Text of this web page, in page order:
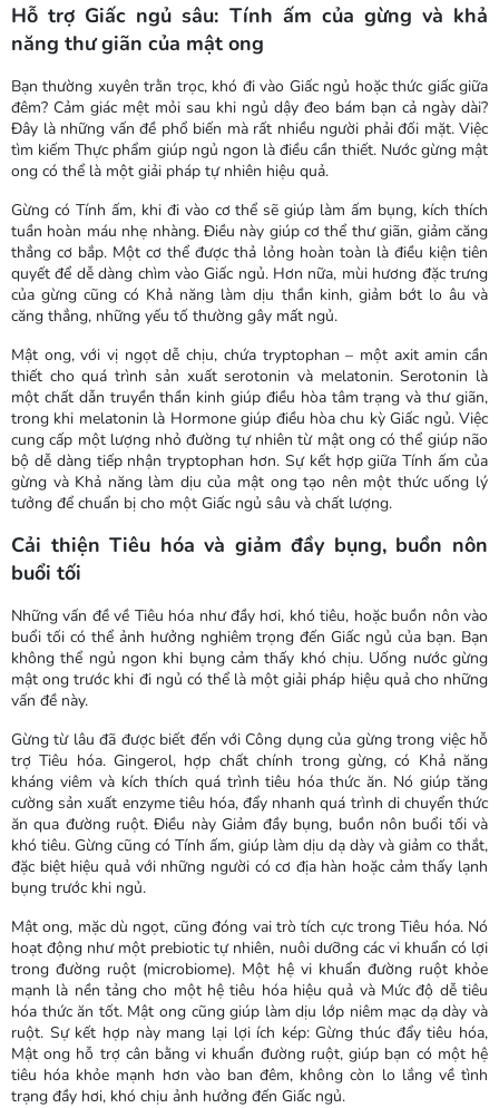
Hỗ trợ Giấc ngủ sâu: Tính ấm của gừng và khả
năng thư giãn của mật ong
Bạn thường xuyên trằn trọc, khó đi vào Giấc ngủ hoặc thức giấc giữa
đêm? Cảm giác mệt mỏi sau khi ngủ dậy đeo bám bạn cả ngày dài?
Đây là những vấn đề phổ biến mà rất nhiều người phải đối mặt. Việc
tìm kiếm Thực phẩm giúp ngủ ngon là điều cần thiết. Nước gừng mật
ong có thể là một giải pháp tự nhiên hiệu quả.
Gừng có Tính ấm, khi đi vào cơ thể sẽ giúp làm ấm bụng, kích thích
tuần hoàn máu nhẹ nhàng. Điều này giúp cơ thể thư giãn, giảm căng
thẳng cơ bắp. Một cơ thể được thả lỏng hoàn toàn là điều kiện tiên
quyết để dễ dàng chìm vào Giấc ngủ. Hơn nữa, mùi hương đặc trưng
của gừng cũng có Khả năng làm dịu thần kinh, giảm bớt lo âu và
căng thẳng, những yếu tố thường gây mất ngủ.
Mật ong, với vị ngọt dễ chịu, chứa tryptophan – một axit amin cần
thiết cho quá trình sản xuất serotonin và melatonin. Serotonin là
một chất dẫn truyền thần kinh giúp điều hòa tâm trạng và thư giãn,
trong khi melatonin là Hormone giúp điều hòa chu kỳ Giấc ngủ. Việc
cung cấp một lượng nhỏ đường tự nhiên từ mật ong có thể giúp não
bộ dễ dàng tiếp nhận tryptophan hơn. Sự kết hợp giữa Tính ấm của
gừng và Khả năng làm dịu của mật ong tạo nên một thức uống lý
tưởng để chuẩn bị cho một Giấc ngủ sâu và chất lượng.
Cải thiện Tiêu hóa và giảm đầy bụng, buồn nôn
buổi tối
Những vấn đề về Tiêu hóa như đầy hơi, khó tiêu, hoặc buồn nôn vào
buổi tối có thể ảnh hưởng nghiêm trọng đến Giấc ngủ của bạn. Bạn
không thể ngủ ngon khi bụng cảm thấy khó chịu. Uống nước gừng
mật ong trước khi đi ngủ có thể là một giải pháp hiệu quả cho những
vấn đề này.
Gừng từ lâu đã được biết đến với Công dụng của gừng trong việc hỗ
trợ Tiêu hóa. Gingerol, hợp chất chính trong gừng, có Khả năng
kháng viêm và kích thích quá trình tiêu hóa thức ăn. Nó giúp tăng
cường sản xuất enzyme tiêu hóa, đẩy nhanh quá trình di chuyển thức
ăn qua đường ruột. Điều này Giảm đầy bụng, buồn nôn buổi tối và
khó tiêu. Gừng cũng có Tính ấm, giúp làm dịu dạ dày và giảm co thắt,
đặc biệt hiệu quả với những người có cơ địa hàn hoặc cảm thấy lạnh
bụng trước khi ngủ.
Mật ong, mặc dù ngọt, cũng đóng vai trò tích cực trong Tiêu hóa. Nó
hoạt động như một prebiotic tự nhiên, nuôi dưỡng các vi khuẩn có lợi
trong đường ruột (microbiome). Một hệ vi khuẩn đường ruột khỏe
mạnh là nền tảng cho một hệ tiêu hóa hiệu quả và Mức độ dễ tiêu
hóa thức ăn tốt. Mật ong cũng giúp làm dịu lớp niêm mạc dạ dày và
ruột. Sự kết hợp này mang lại lợi ích kép: Gừng thúc đẩy tiêu hóa,
Mật ong hỗ trợ cân bằng vi khuẩn đường ruột, giúp bạn có một hệ
tiêu hóa khỏe mạnh hơn vào ban đêm, không còn lo lắng về tình
trạng đầy hơi, khó chịu ảnh hưởng đến Giấc ngủ.